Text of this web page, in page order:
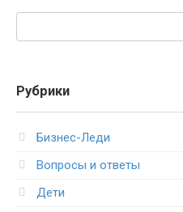
Рубрики
Бизнес-Леди
Вопросы и ответы
Дети